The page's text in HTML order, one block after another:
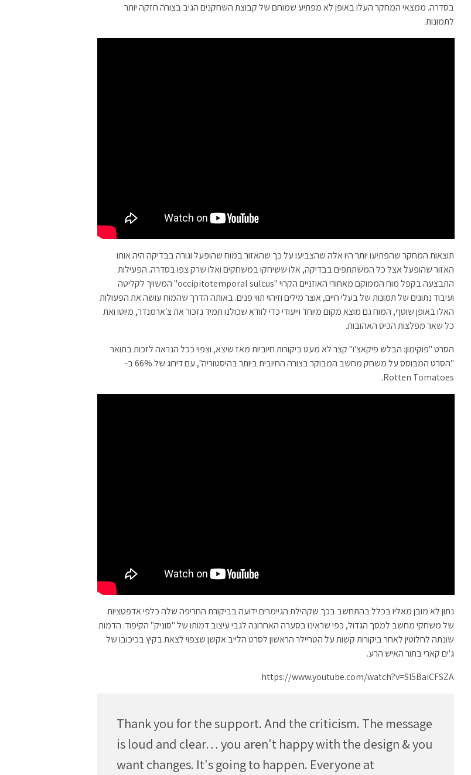
בסדרה. ממצאי המחקר העלו באופן לא מפתיע שמוחם של קבוצת השחקנים הגיב בצורה חזקה יותר
לתמונות.
תוצאות המחקר שהפתיעו יותר היו אלה שהצביעו על כך שהאזור במוח שהופעל וגורה בבדיקה היה אותו
האזור שהופעל אצל כל המשתתפים בבדיקה, אלו ששיחקו במשחקים ואלו שרק צפו בסדרה. הפעילות
התבצעה בקפל מוח הממוקם מאחורי האוזניים הקרוי "occipitotemporal sulcus" המשויך לקליטה
ועיבוד נתונים של תמונות של בעלי חיים, אוצר מילים וזיהוי תווי פנים. באותה הדרך שהמוח עושה את הפעולות
האלו באופן שוטף, המוח גם מוצא מקום מיוחד וייעודי כדי לוודא שכולנו תמיד נזכור את צ׳ארמנדר, מיוטו ואת
כל שאר מפלצות הכיס האהובות.
הסרט "פוקימון: הבלש פיקאצ'ו" קצר לא מעט ביקורות חיוביות מאז שיצא, וצפוי ככל הנראה לזכות בתואר
"הסרט המבוסס על משחק מחשב המבוקר בצורה החיובית ביותר בהיסטוריה", עם דירוג של 66% ב-
Rotten Tomatoes.
נתון לא מובן מאליו בכלל בהתחשב בכך שקהילת הגיימרים ידועה בביקורת החריפה שלה כלפי אדפטציות
של משחקי מחשב למסך הגדול, כפי שראינו בסערה האחרונה לגבי עיצוב דמותו של "סוניק" הקיפוד. הדמות
שונתה לחלוטין לאחר ביקורות קשות על הטריילר הראשון לסרט הלייב אקשן שצפוי לצאת בקיץ בכיכובו של
ג'ים קארי בתור האיש הרע.
https://www.youtube.com/watch?v=SI5BaiCFSZA
Thank you for the support. And the criticism. The message
is loud and clear… you aren't happy with the design & you
want changes. It's going to happen. Everyone at